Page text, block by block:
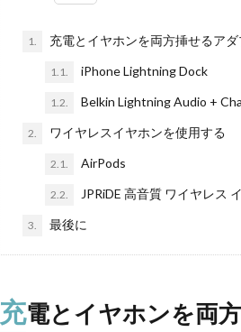
1. 充電とイヤホンを両方挿せるア
1.1. iPhone Lightning Dock
1.2. Belkin Lightning Audio +
2. ワイヤレスイヤホンを使用する
2.1. AirPods
2.2. JPRiDE 高音質 ワイヤレス
3. 最後に
充電とイヤホンを両